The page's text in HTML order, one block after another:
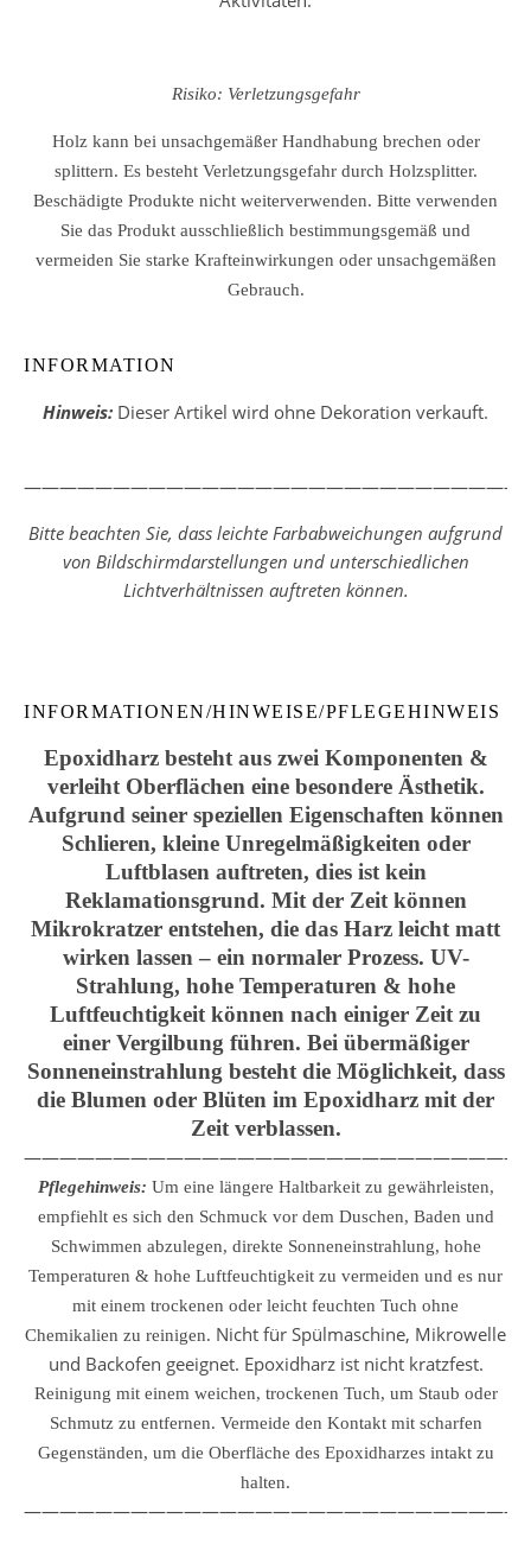
Risiko: Verletzungsgefahr
Holz kann bei unsachgemäßer Handhabung brechen oder
splittern. Es besteht Verletzungsgefahr durch Holzsplitter.
Beschädigte Produkte nicht weiterverwenden. Bitte verwenden
Sie das Produkt ausschließlich bestimmungsgemäß und
vermeiden Sie starke Krafteinwirkungen oder unsachgemäßen
Gebrauch.
INFORMATION
Hinweis: Dieser Artikel wird ohne Dekoration verkauft.
Bitte beachten Sie, dass leichte Farbabweichungen aufgrund
von Bildschirmdarstellungen und unterschiedlichen
Lichtverhältnissen auftreten können.
INFORMATIONEN/HINWEISE/PFLEGEHINWEIS
Epoxidharz besteht aus zwei Komponenten &
verleiht Oberflächen eine besondere Ästhetik.
Aufgrund seiner speziellen Eigenschaften können
Schlieren, kleine Unregelmäßigkeiten oder
Luftblasen auftreten, dies ist kein
Reklamationsgrund. Mit der Zeit können
Mikrokratzer entstehen, die das Harz leicht matt
wirken lassen – ein normaler Prozess. UV-
Strahlung, hohe Temperaturen & hohe
Luftfeuchtigkeit können nach einiger Zeit zu
einer Vergilbung führen. Bei übermäßiger
Sonneneinstrahlung besteht die Möglichkeit, dass
die Blumen oder Blüten im Epoxidharz mit der
Zeit verblassen.
Pflegehinweis: Um eine längere Haltbarkeit zu gewährleisten,
empfiehlt es sich den Schmuck vor dem Duschen, Baden und
Schwimmen abzulegen, direkte Sonneneinstrahlung, hohe
Temperaturen & hohe Luftfeuchtigkeit zu vermeiden und es nur
mit einem trockenen oder leicht feuchten Tuch ohne
Chemikalien zu reinigen. Nicht für Spülmaschine, Mikrowelle
und Backofen geeignet. Epoxidharz ist nicht kratzfest.
Reinigung mit einem weichen, trockenen Tuch, um Staub oder
Schmutz zu entfernen. Vermeide den Kontakt mit scharfen
Gegenständen, um die Oberfläche des Epoxidharzes intakt zu
halten.